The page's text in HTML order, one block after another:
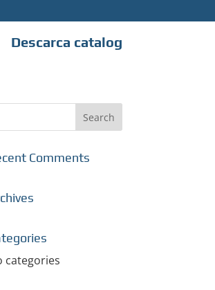
Descarca catalog
Comments
categories